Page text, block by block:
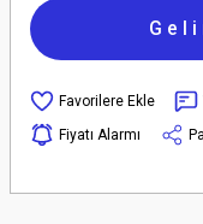
Fiyatı Alarmı